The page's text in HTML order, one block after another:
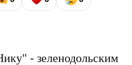
- зеленодольским